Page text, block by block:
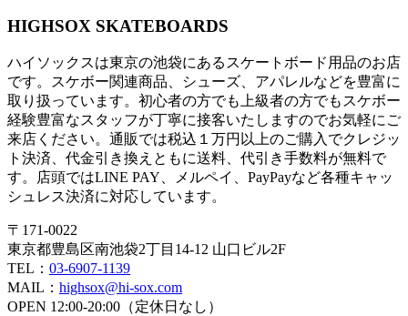
HIGHSOX SKATEBOARDS
ハイソックスは東京の池袋にあるスケートボード用品のお店
です。スケボー関連商品、シューズ、アパレルなどを豊富に
取り扱っています。初心者の方でも上級者の方でもスケボー
経験豊富なスタッフが丁寧に接客いたしますのでお気軽にご
来店ください。通販では税込１万円以上のご購入でクレジッ
ト決済、代金引き換えともに送料、代引き手数料が無料で
す。店頭ではLINE PAY、メルペイ、PayPayなど各種キャッ
シュレス決済に対応しています。
〒171-0022
東京都豊島区南池袋2丁目14-12 山口ビル2F
TEL： 03-6907-1139
MAIL： highsox@hi-sox.com
OPEN 12:00-20:00（定休日なし）